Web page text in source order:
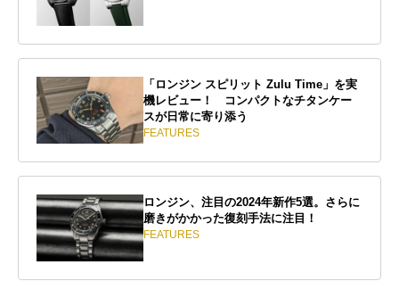
「ロンジン スピリット Zulu Time」を実
機レビュー！ コンパクトなチタンケー
スが日常に寄り添う
FEATURES
ロンジン、注目の2024年新作5選。さらに
磨きがかかった復刻手法に注目！
FEATURES